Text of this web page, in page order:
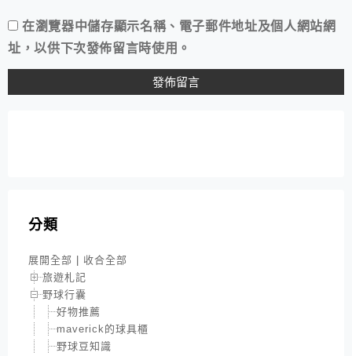
在瀏覽器中儲存顯示名稱、電子郵件地址及個人網站網
址，以供下次發佈留言時使用。
分類
展開全部
收合全部
旅遊札記
野球行囊
好物推薦
maverick的球具櫃
野球豆知識